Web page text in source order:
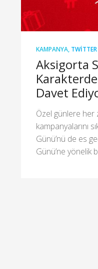
KAMPANYA, TWITTER
Aksigorta
Davet
Özel günlere her
kampanyalarını
Günü’nü de es
Günü’ne yönelik